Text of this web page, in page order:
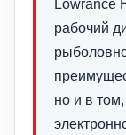
Lowrance
рабочий
но и в